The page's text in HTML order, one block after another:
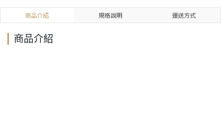
商品介紹 規格說明 運送方式
商品介紹